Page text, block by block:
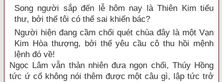
Song người sắp đến lễ hôm nay là Thiên Kim tiểu
thư, bởi thế tôi có thể sai khiến bác?
Người hiện đang cầm chổi quét chùa đây là một Vạn
Kim Hòa thượng, bởi thế yêu cầu cô thu hồi mệnh
lệnh đó về!
Ngọc Lâm vẫn thản nhiên đưa ngọn chổi, Thúy Hồng
tức ứ cổ không nói thêm được một câu gì, lập tức trở